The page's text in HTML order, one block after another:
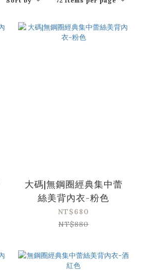
大碼|無鋼圈經典集中蕾
絲美背內衣-粉色
NT$680
NT$880